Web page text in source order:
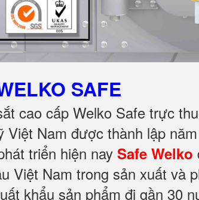
SAFE
cao cấp Welko Safe trực
Nam được thành lập
triển hiện nay Safe Welko
Việt Nam trong sản xuất và
khẩu sản phẩm đi gần 30